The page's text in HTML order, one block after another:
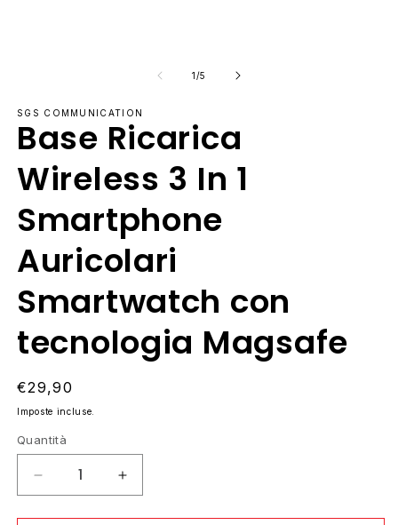
1/su
5
SGS COMMUNICATION
Base Ricarica
Wireless 3 In 1
Smartphone
Auricolari
Smartwatch con
tecnologia Magsafe
Prezzo
di
listino
€29,90
Imposte incluse.
Quantità
Diminuisci
Aumenta